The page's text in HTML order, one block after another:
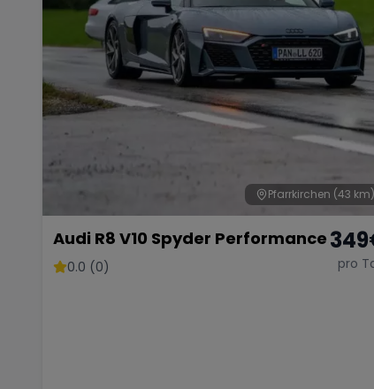
Pfarrkirchen (43 km)
Audi R8 V10 Spyder Performance
0.0 (0)
349
pro